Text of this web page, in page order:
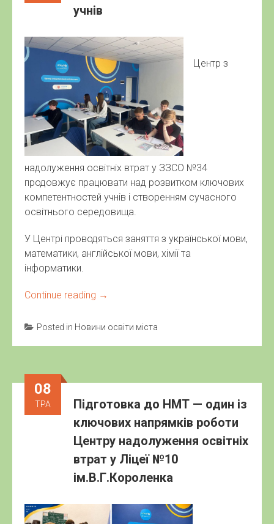
учнів
Центр з
надолуження освітніх втрат у ЗЗСО №34
продовжує працювати над розвитком ключових
компетентностей учнів і створенням сучасного
освітнього середовища.
У Центрі проводяться заняття з української мови,
математики, англійської мови, хімії та
інформатики.
Continue reading →
Posted in Новини освіти міста
08
ТРА
Підготовка до НМТ — один із
ключових напрямків роботи
Центру надолуження освітніх
втрат у Ліцеї №10
ім.В.Г.Короленка